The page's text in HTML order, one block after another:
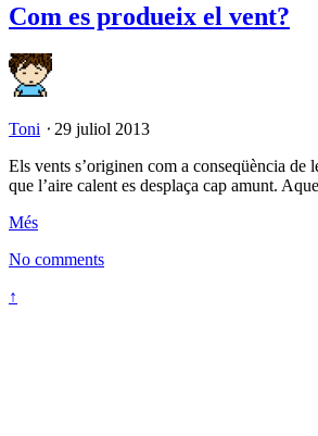
Com es produeix el vent?
Toni ⋅ 29 juliol 2013
Els vents s’originen com a conseqüència de
que l’aire calent es desplaça cap amunt.
Més
No comments
↑